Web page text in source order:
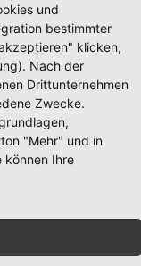
der
seiner
worden ist. Auf
sonstigen
aus dem
und
bestimmter
klicken,
Nach der
Drittunternehmen
Zwecke.
"Mehr" und in
können Ihre